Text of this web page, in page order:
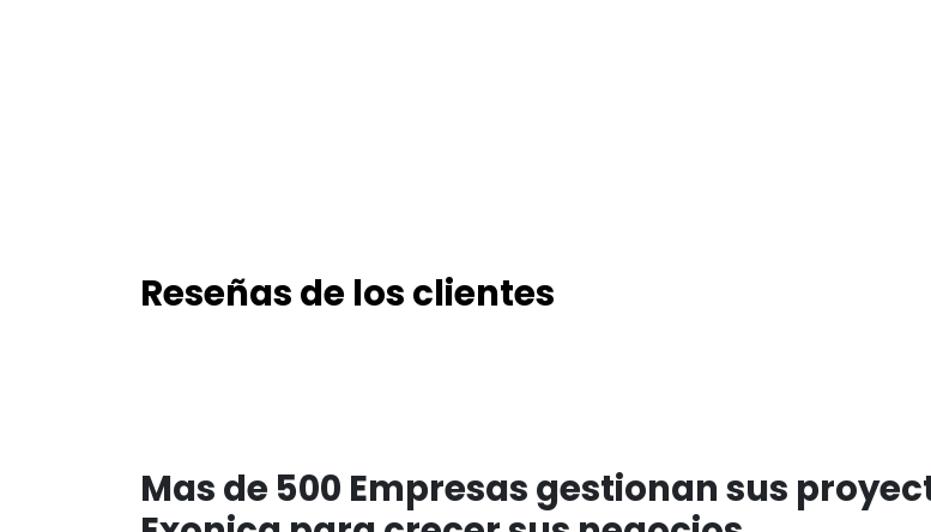
Reseñas de los clientes
Mas de 500 Empresas gestionan sus